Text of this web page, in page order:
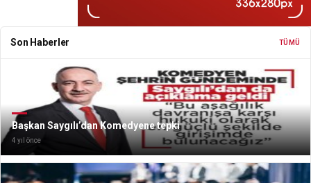
Son Haberler TÜMÜ
Başkan Saygılı’dan Komedyene tepki
4 yıl önce